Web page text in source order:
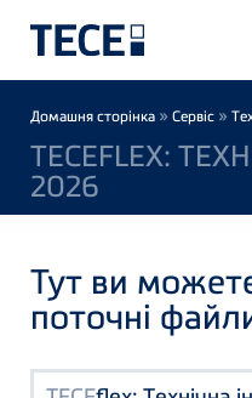
Breadcrumb
Домашня сторінка » Сервіс »
TECEFLEX:
2026
Тут ви
поточні